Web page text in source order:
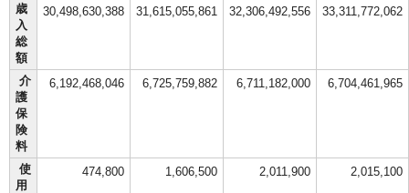
歳
入
総
額
30,498,630,388 31,615,055,861 32,306,492,556 33,311,772,062
介
護
保
険
料
6,192,468,046 6,725,759,882 6,711,182,000 6,704,461,965
使
用
474,800 1,606,500 2,011,900 2,015,100